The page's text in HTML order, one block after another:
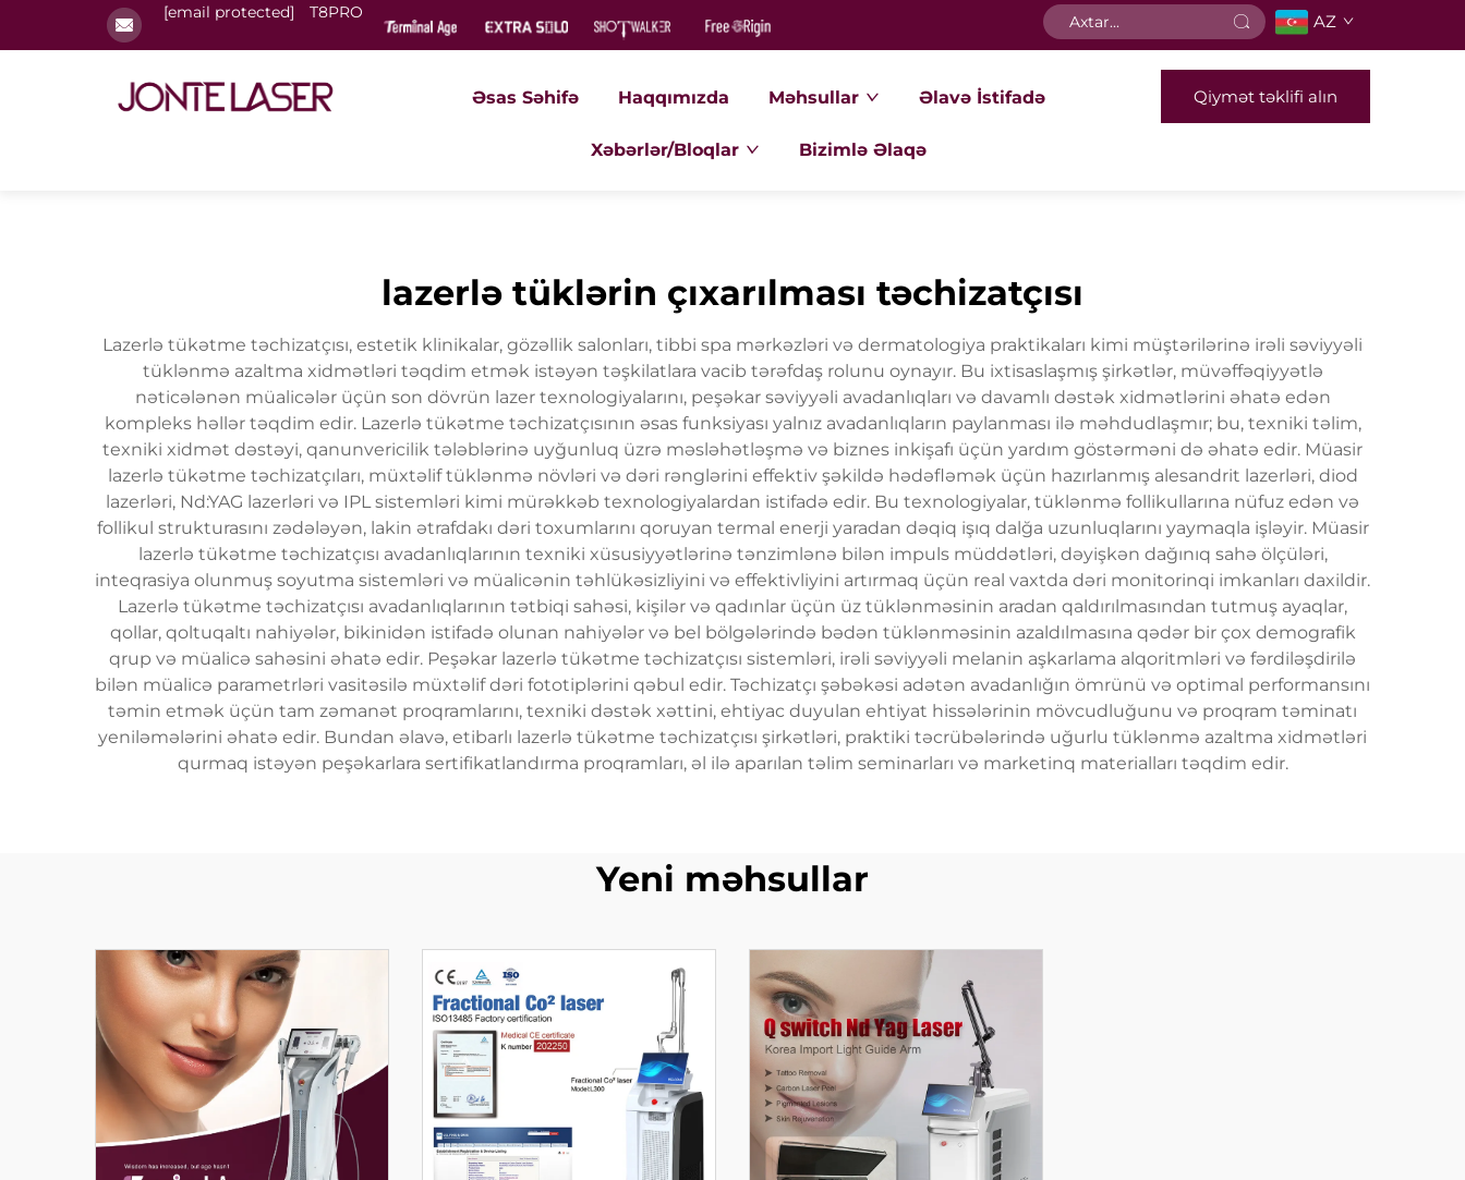
[email protected] T8PRO AZ
Əsas Səhifə Haqqımızda Məhsullar Əlavə İstifadə
Xəbərlər/Bloqlar Bizimlə Əlaqə
Qiymət təklifi alın
lazerlə tüklərin çıxarılması təchizatçısı
Lazerlə tükətme təchizatçısı, estetik klinikalar, gözəllik salonları, tibbi spa mərkəzləri və dermatologiya praktikaları kimi müştərilərinə irəli səviyyəli
tüklənmə azaltma xidmətləri təqdim etmək istəyən təşkilatlara vacib tərəfdaş rolunu oynayır. Bu ixtisaslaşmış şirkətlər, müvəffəqiyyətlə
nəticələnən müalicələr üçün son dövrün lazer texnologiyalarını, peşəkar səviyyəli avadanlıqları və davamlı dəstək xidmətlərini əhatə edən
kompleks həllər təqdim edir. Lazerlə tükətme təchizatçısının əsas funksiyası yalnız avadanlıqların paylanması ilə məhdudlaşmır; bu, texniki təlim,
texniki xidmət dəstəyi, qanunvericilik tələblərinə uyğunluq üzrə məsləhətləşmə və biznes inkişafı üçün yardım göstərməni də əhatə edir. Müasir
lazerlə tükətme təchizatçıları, müxtəlif tüklənmə növləri və dəri rənglərini effektiv şəkildə hədəfləmək üçün hazırlanmış alesandrit lazerləri, diod
lazerləri, Nd:YAG lazerləri və IPL sistemləri kimi mürəkkəb texnologiyalardan istifadə edir. Bu texnologiyalar, tüklənmə follikullarına nüfuz edən və
follikul strukturasını zədələyən, lakin ətrafdakı dəri toxumlarını qoruyan termal enerji yaradan dəqiq işıq dalğa uzunluqlarını yaymaqla işləyir. Müasir
lazerlə tükətme təchizatçısı avadanlıqlarının texniki xüsusiyyətlərinə tənzimlənə bilən impuls müddətləri, dəyişkən dağınıq sahə ölçüləri,
inteqrasiya olunmuş soyutma sistemləri və müalicənin təhlükəsizliyini və effektivliyini artırmaq üçün real vaxtda dəri monitorinqi imkanları daxildir.
Lazerlə tükətme təchizatçısı avadanlıqlarının tətbiqi sahəsi, kişilər və qadınlar üçün üz tüklənməsinin aradan qaldırılmasından tutmuş ayaqlar,
qollar, qoltuqaltı nahiyələr, bikinidən istifadə olunan nahiyələr və bel bölgələrində bədən tüklənməsinin azaldılmasına qədər bir çox demografik
qrup və müalicə sahəsini əhatə edir. Peşəkar lazerlə tükətme təchizatçısı sistemləri, irəli səviyyəli melanin aşkarlama alqoritmləri və fərdiləşdirilə
bilən müalicə parametrləri vasitəsilə müxtəlif dəri fototiplərini qəbul edir. Təchizatçı şəbəkəsi adətən avadanlığın ömrünü və optimal performansını
təmin etmək üçün tam zəmanət proqramlarını, texniki dəstək xəttini, ehtiyac duyulan ehtiyat hissələrinin mövcudluğunu və proqram təminatı
yeniləmələrini əhatə edir. Bundan əlavə, etibarlı lazerlə tükətme təchizatçısı şirkətləri, praktiki təcrübələrində uğurlu tüklənmə azaltma xidmətləri
qurmaq istəyən peşəkarlara sertifikatlandırma proqramları, əl ilə aparılan təlim seminarları və marketinq materialları təqdim edir.
Yeni məhsullar